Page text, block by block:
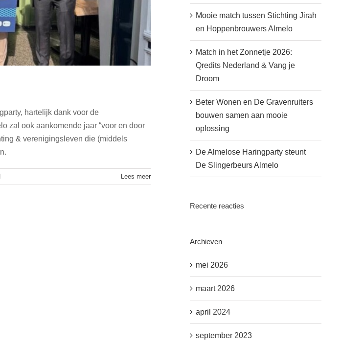
hartelijk dank voor de
zal ook aankomende jaar “voor en door
& verenigingsleven die (middels
voor
De
Lees meer
Mooie match tussen Stichting Jirah
en Hoppenbrouwers Almelo
Match in het Zonnetje 2026:
Qredits Nederland & Vang je
Droom
Beter Wonen en De Gravenruiters
bouwen samen aan mooie
oplossing
De Almelose Haringparty steunt
De Slingerbeurs Almelo
Recente reacties
Archieven
mei 2026
maart 2026
april 2024
september 2023